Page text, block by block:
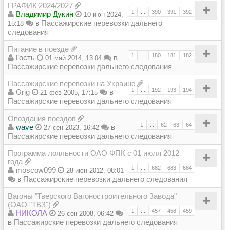
ГРАФИК 2024/2027
1 390 391 392
Владимир Дукин
10 июн 2024,
15:18
в Пассажирские перевозки дальнего
следования
Питание в поезде
1 180 181 182
Гость 01 май 2014, 13:04
в
Пассажирские перевозки дальнего следования
Пассажирские перевозки на Украине
1 192 193 194
Grig 21 фев 2005, 17:15
в
Пассажирские перевозки дальнего следования
Опоздания поездов
1 62 63 64
wave 27 сен 2023, 16:42
в
Пассажирские перевозки дальнего следования
Программа лояльности ОАО ФПК с 01 июля 2012
года
1 682 683 684
moscow099 28 июн 2012, 08:01
в Пассажирские перевозки дальнего следования
Вагоны "Тверского Вагоностроительного Завода"
(ОАО "ТВЗ")
1 457 458 459
НИКОЛА 26 сен 2008, 06:42
в Пассажирские перевозки дальнего следования